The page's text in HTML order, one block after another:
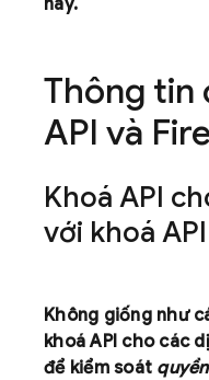
này.
Thông tin
API và
Khoá API
với khoá
Không giống như
khoá API cho các
để kiểm soát